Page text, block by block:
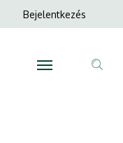
Anonim
menüje
Bejelentkezés